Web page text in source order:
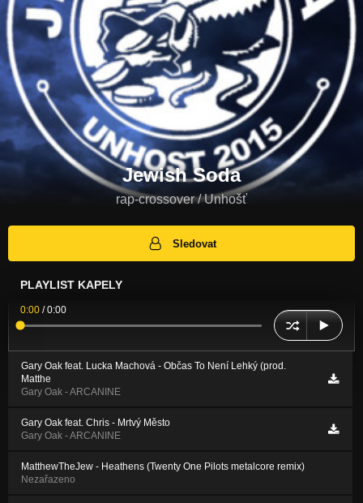
Jewish Soda
rap-crossover / Unhošť
Sledovat
PLAYLIST KAPELY
0:00 /0:00
Gary Oak feat. Lucka Machová - Občas To Není Lehký (prod.
Matthe
Gary Oak - ARCANINE
Gary Oak feat. Chris - Mrtvý Město
Gary Oak - ARCANINE
MatthewTheJew - Heathens (Twenty One Pilots metalcore remix)
Nezařazeno